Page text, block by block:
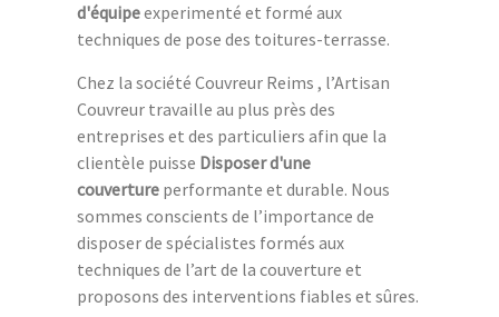
d'équipeexperimenté et formé aux
techniques de pose des toitures-terrasse.
Chez la société Couvreur Reims , l’Artisan
Couvreur travaille au plus près des
entreprises et des particuliers afin que la
clientèle puisse Disposer d'une
couverture performante et durable. Nous
sommes conscients de l’importance de
disposer de spécialistes formés aux
techniques de l’art de la couverture et
proposons des interventions fiables et sûres.